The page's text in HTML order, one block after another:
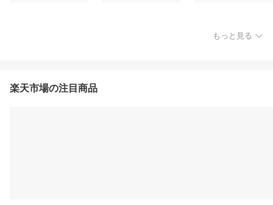
もっと見る
楽天市場の注目商品